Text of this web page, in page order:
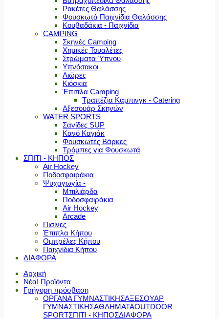
Ρακέτες Θαλάσσης
Φουσκωτά Παιχνίδια Θαλάσσης
Κουβαδάκια - Παιχνίδια
CAMPING
Σκηνές Camping
Χημικές Τουαλέτες
Στρώματα Ύπνου
Υπνόσακοι
Αιώρες
Κιόσκια
Έπιπλα Camping
Τραπέζια Καμπινγκ - Catering
Αξεσουάρ Σκηνών
WATER SPORTS
Σανίδες SUP
Κανό Καγιάκ
Φουσκωτές Βάρκες
Τρόμπες για Φουσκωτά
ΣΠΙΤΙ - ΚΗΠΟΣ
Air Hockey
Ποδοσφαιράκια
Ψυχαγωγία -
Μπιλιάρδα
Ποδοσφαιράκια
Air Hockey
Arcade
Πισίνες
Έπιπλα Κήπου
Ομπρέλες Κήπου
Παιχνίδια Κήπου
ΔΙΑΦΟΡΑ
Αρχική
Νέα! Προϊόντα
Γρήγορη πρόσβαση
ΟΡΓΑΝΑ ΓΥΜΝΑΣΤΙΚΗΣΑΞΕΣΟΥΑΡ
ΓΥΜΝΑΣΤΙΚΗΣΑΘΛΗΜΑΤΑOUTDOOR
SPORTΣΠΙΤΙ - ΚΗΠΟΣΔΙΑΦΟΡΑ